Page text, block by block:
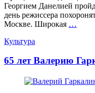
Георгием Данелией
день режиссера
Москве. Широкая …
Категории
Культура
65 лет Валерию